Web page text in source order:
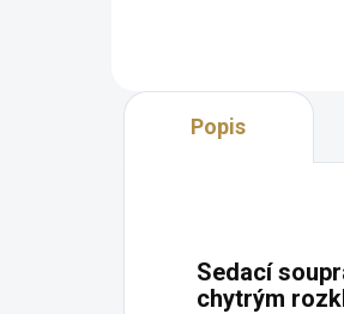
Popis
Sedací
chytrým